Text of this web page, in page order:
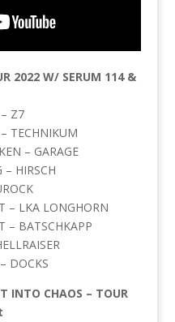
2022 W/ SERUM 114 &
Z7
TECHNIKUM
– GARAGE
– HIRSCH
– LKA LONGHORN
– BATSCHKAPP
DOCKS
INTO CHAOS – TOUR